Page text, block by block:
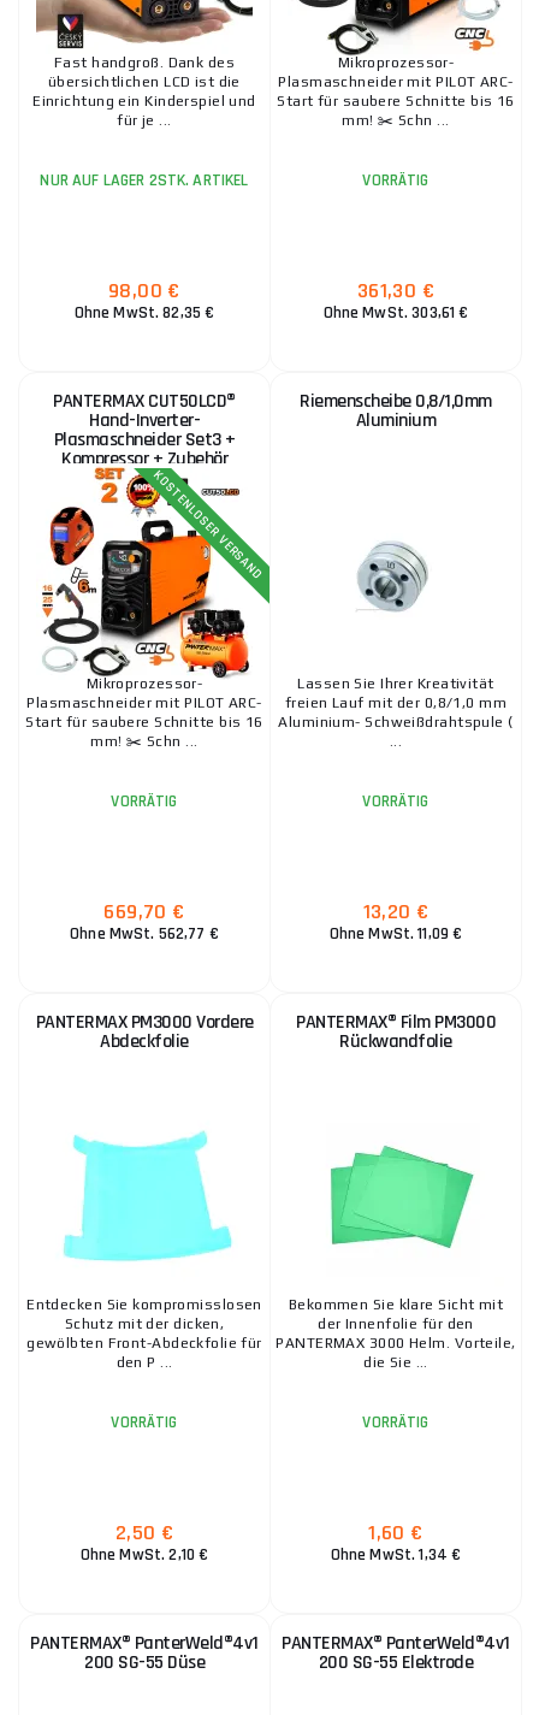
Fast handgroß. Dank des
übersichtlichen LCD ist die
Einrichtung ein Kinderspiel und
für je ...
NUR AUF LAGER 2STK. ARTIKEL
98,00 €
Ohne MwSt. 82,35 €
Mikroprozessor-
Plasmaschneider mit PILOT ARC-
Start für saubere Schnitte bis 16
mm! ✂️ Schn ...
VORRÄTIG
361,30 €
Ohne MwSt. 303,61 €
PANTERMAX CUT50LCD®
Hand-Inverter-
Plasmaschneider Set3 +
Kompressor + Zubehör
KOSTENLOSER VERSAND
Mikroprozessor-
Plasmaschneider mit PILOT ARC-
Start für saubere Schnitte bis 16
mm! ✂️ Schn ...
VORRÄTIG
669,70 €
Ohne MwSt. 562,77 €
Riemenscheibe 0,8/1,0mm
Aluminium
Lassen Sie Ihrer Kreativität
freien Lauf mit der 0,8/1,0 mm
Aluminium- Schweißdrahtspule (
...
VORRÄTIG
13,20 €
Ohne MwSt. 11,09 €
PANTERMAX PM3000 Vordere
Abdeckfolie
Entdecken Sie kompromisslosen
Schutz mit der dicken,
gewölbten Front-Abdeckfolie für
den P ...
VORRÄTIG
2,50 €
Ohne MwSt. 2,10 €
PANTERMAX® Film PM3000
Rückwandfolie
Bekommen Sie klare Sicht mit
der Innenfolie für den
PANTERMAX 3000 Helm. Vorteile,
die Sie ...
VORRÄTIG
1,60 €
Ohne MwSt. 1,34 €
PANTERMAX® PanterWeld®4v1
200 SG-55 Düse
PANTERMAX® PanterWeld®4v1
200 SG-55 Elektrode